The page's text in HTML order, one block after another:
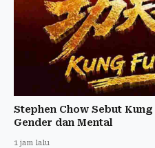
Stephen Chow Sebut
Gender dan Mental
1 jam lalu